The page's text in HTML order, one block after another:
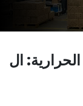
ال